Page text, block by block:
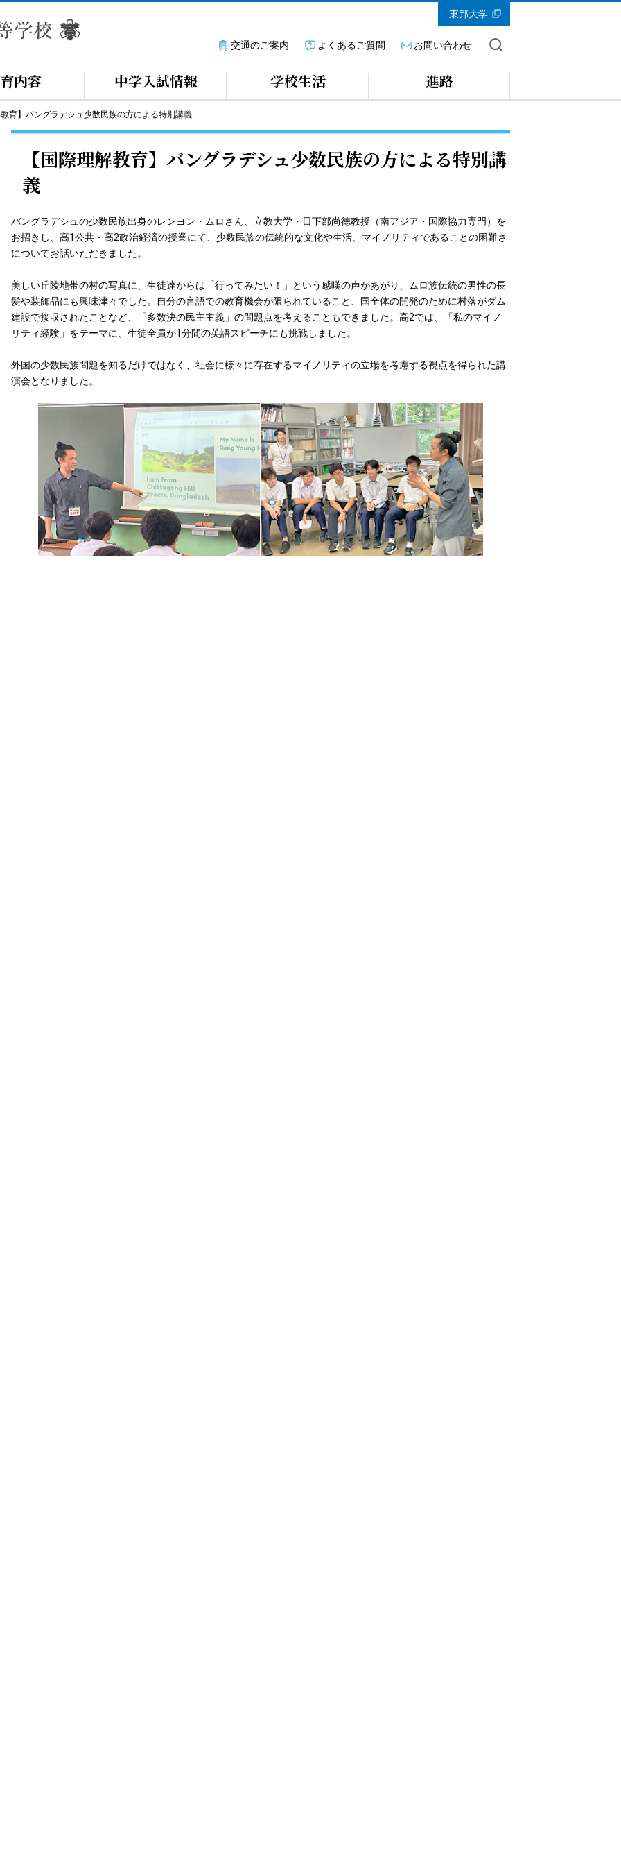
東邦大学
交通のご案内 よくあるご質問 お問い合わせ
内容 中学入試情報 学校生活 進路
育】バングラデシュ少数民族の方による特別講義
【国際理解教育】バングラデシュ少数民族の方による特別講
義
バングラデシュの少数民族出身のレンヨン・ムロさん、立教大学・日下部尚徳教授（南アジア・国際協力専門）を
お招きし、高1公共・高2政治経済の授業にて、少数民族の伝統的な文化や生活、マイノリティであることの困難さ
についてお話いただきました。
美しい丘陵地帯の村の写真に、生徒達からは「行ってみたい！」という感嘆の声があがり、ムロ族伝統の男性の長
髪や装飾品にも興味津々でした。自分の言語での教育機会が限られていること、国全体の開発のために村落がダム
建設で接収されたことなど、「多数決の民主主義」の問題点を考えることもできました。高2では、「私のマイノ
リティ経験」をテーマに、生徒全員が1分間の英語スピーチにも挑戦しました。
外国の少数民族問題を知るだけではなく、社会に様々に存在するマイノリティの立場を考慮する視点を得られた講
演会となりました。